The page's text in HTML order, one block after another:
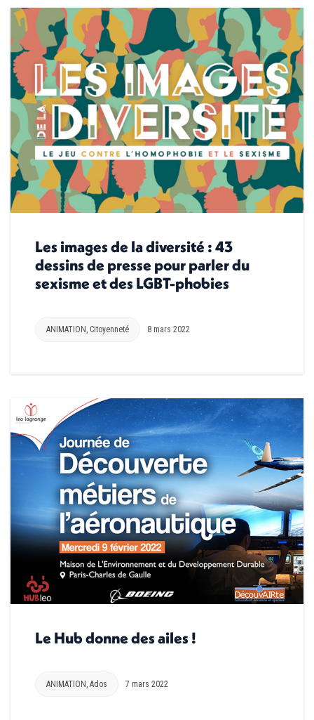
Les images de la diversité : 43
dessins de presse pour parler du
sexisme et des LGBT-phobies
ANIMATION , Citoyenneté 8 mars 2022
Le Hub donne des ailes !
ANIMATION , Ados 7 mars 2022